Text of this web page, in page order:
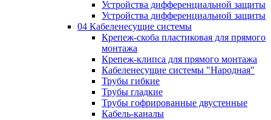
Устройства дифференциальной защиты
Устройства дифференциальной защиты
04 Кабеленесущие системы
Крепеж-скоба пластиковая для прямого
монтажа
Крепеж-клипса для прямого монтажа
Кабеленесущие системы "Народная"
Трубы гибкие
Трубы гладкие
Трубы гофрированные двустенные
Кабель-каналы